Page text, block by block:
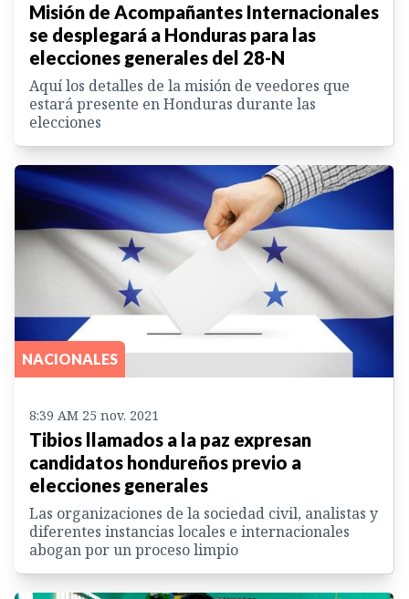
Misión de Acompañantes Internacionales
se desplegará a Honduras para las
elecciones generales del 28-N
Aquí los detalles de la misión de veedores que
estará presente en Honduras durante las
elecciones
NACIONALES
8:39 AM 25 nov. 2021
Tibios llamados a la paz expresan
candidatos hondureños previo a
elecciones generales
Las organizaciones de la sociedad civil, analistas y
diferentes instancias locales e internacionales
abogan por un proceso limpio